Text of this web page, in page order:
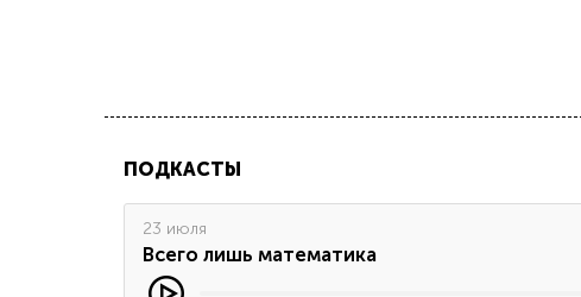
ПОДКАСТЫ
23 июля
Всего лишь математика